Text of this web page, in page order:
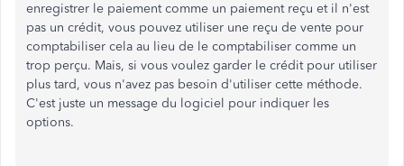
enregistrer le paiement comme un paiement reçu et il n'est
pas un crédit, vous pouvez utiliser une reçu de vente pour
comptabiliser cela au lieu de le comptabiliser comme un
trop perçu. Mais, si vous voulez garder le crédit pour utiliser
plus tard, vous n'avez pas besoin d'utiliser cette méthode.
C'est juste un message du logiciel pour indiquer les
options.